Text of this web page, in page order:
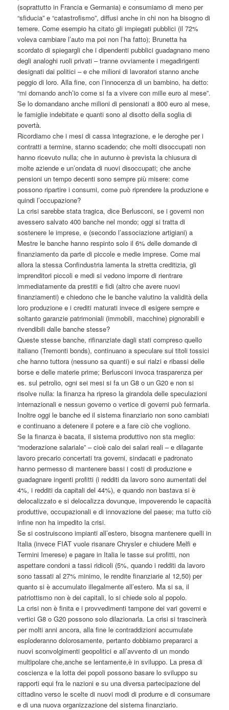
(soprattutto in Francia e Germania) e consumiamo di meno per
“sfiducia” e “catastrofismo”, diffusi anche in chi non ha bisogno di
temere. Come esempio ha citato gli impiegati pubblici (il 72%
voleva cambiare l’auto ma poi non l’ha fatto); Brunetta ha
scordato di spiegargli che i dipendenti pubblici guadagnano meno
degli analoghi ruoli privati – tranne ovviamente i megadirigenti
designati dai politici – e che milioni di lavoratori stanno anche
peggio di loro. Alla fine, con l’innocenza di un bambino, ha detto:
“mi domando anch’io come si fa a vivere con mille euro al mese”.
Se lo domandano anche milioni di pensionati a 800 euro al mese,
le famiglie indebitate e quanti sono al disotto della soglia di
povertà.
Ricordiamo che i mesi di cassa integrazione, e le deroghe per i
contratti a termine, stanno scadendo; che molti disoccupati non
hanno ricevuto nulla; che in autunno è prevista la chiusura di
molte aziende e un’ondata di nuovi disoccupati; che anche
pensioni un tempo decenti sono sempre più misere: come
possono ripartire i consumi, come può riprendere la produzione e
quindi l’occupazione?
La crisi sarebbe stata tragica, dice Berlusconi, se i governi non
avessero salvato 400 banche nel mondo; oggi si tratta di
sostenere le imprese, e (secondo l’associazione artigiani) a
Mestre le banche hanno respinto solo il 6% delle domande di
finanziamento da parte di piccole e medie imprese. Come mai
allora la stessa Confindustria lamenta la stretta creditizia, gli
imprenditori piccoli e medi si vedono imporre di rientrare
immediatamente da prestiti e fidi (altro che avere nuovi
finanziamenti) e chiedono che le banche valutino la validità della
loro produzione e i crediti maturati invece di esigere sempre e
soltanto garanzie patrimoniali (immobili, macchine) pignorabili e
rivendibili dalle banche stesse?
Queste stesse banche, rifinanziate dagli stati compreso quello
italiano (Tremonti bonds), continuano a speculare sui titoli tossici
che hanno tuttora (nessuno sa quanti) e sui rialzi e ribassi delle
borse e delle materie prime; Berlusconi invoca trasparenza per
es. sul petrolio, ogni sei mesi si fa un G8 o un G20 e non si
risolve nulla: la finanza ha ripreso la girandola delle speculazioni
internazionali e nessun governo o vertice di governi può fermarla.
Inoltre oggi le banche ed il sistema finanziario non sono cambiati
e continuano a detenere il potere e a fare ciò che vogliono.
Se la finanza è bacata, il sistema produttivo non sta meglio:
“moderazione salariale” – cioè calo dei salari reali – e dilagante
lavoro precario concertati tra governi, sindacati e padronato
hanno permesso di mantenere bassi i costi di produzione e
guadagnare ingenti profitti (i redditi da lavoro sono aumentati del
4%, i redditi da capitali del 44%), e quando non bastava si è
delocalizzato e si delocalizza dovunque, impoverendo le capacità
produttive, occupazionali e di innovazione del paese; ma tutto ciò
infine non ha impedito la crisi.
Se si costruiscono impianti all’estero, bisogna mantenere quelli in
Italia (invece FIAT vuole risanare Chrysler e chiudere Melfi e
Termini Imerese) e pagare in Italia le tasse sui profitti, non
aspettare condoni a tassi ridicoli (5%, quando i redditi da lavoro
sono tassati al 27% minimo, le rendite finanziarie al 12,50) per
quanto si è accumulato illegalmente all’estero. Ma si sa, il
patriottismo non è dei capitali, lo si chiede solo al popolo.
La crisi non è finita e i provvedimenti tampone dei vari governi e
vertici G8 o G20 possono solo dilazionarla. La crisi si trascinerà
per molti anni ancora, alla fine le contraddizioni accumulate
esploderanno dolorosamente, pertanto dobbiamo prepararci a
nuovi sconvolgimenti geopolitici e all’avvento di un mondo
multipolare che,anche se lentamente,è in sviluppo. La presa di
coscienza e la lotta dei popoli possono basare lo sviluppo su
rapporti equi fra le nazioni e su una diversa partecipazione del
cittadino verso le scelte di nuovi modi di produrre e di consumare
e di una nuova organizzazione del sistema finanziario.